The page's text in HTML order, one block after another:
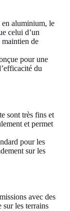
aluminium, le
celui d’un
de
pour une
du
sont très fins et
et permet
pour les
sur les
avec des
sur les terrains